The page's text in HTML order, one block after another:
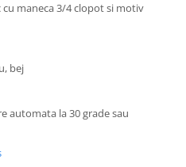
maneca 3/4 clopot si motiv
bej
automata la 30 grade sau